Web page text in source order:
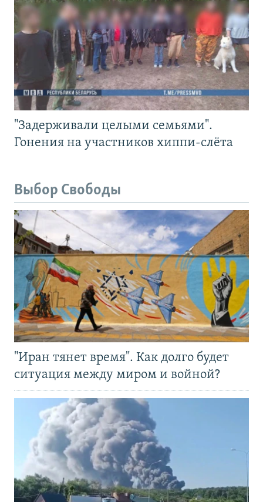
"Задерживали целыми семьями".
Гонения на участников хиппи-слёта
Выбор Свободы
"Иран тянет время". Как долго будет
ситуация между миром и войной?